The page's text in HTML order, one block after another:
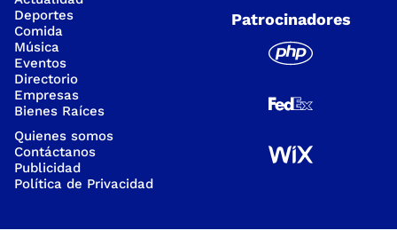
Deportes
Comida
Música
Eventos
Directorio
Empresas
Bienes Raíces
Quienes somos
Contáctanos
Publicidad
Política de Privacidad
Patrocinadores